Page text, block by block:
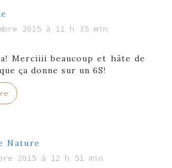
2015 à 11 h 35 min
Merciiii beaucoup et hâte de
ça donne sur un 6S!
Nature
2015 à 12 h 51 min